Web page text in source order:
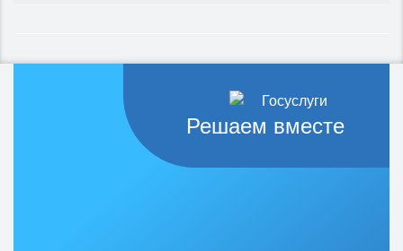
Решаем вместе